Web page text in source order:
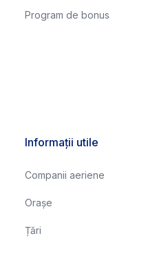
Program de bonus
Informații utile
Companii aeriene
Orașe
Țări